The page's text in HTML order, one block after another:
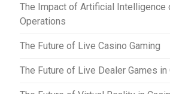
The Impact of Artificial Intelligence
Operations
The Future of Live Casino Gaming
The Future of Live Dealer Games in